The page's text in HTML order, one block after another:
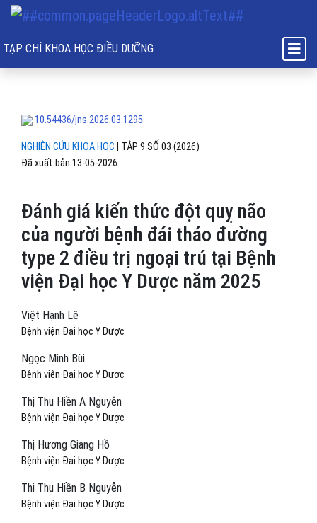
Đánh giá kiến thức đột quỵ não của người bệnh đái tháo đường
TẠP CHÍ KHOA HỌC ĐIỀU DƯỠNG
NGHIÊN CỨU KHOA HỌC TẬP 9 SỐ 03 (2026)
Đánh giá kiến thức đột quỵ não
của người bệnh đái tháo đường
type 2 điều trị ngoại trú tại Bệnh
viện Đại học Y Dược năm 2025
10.54436/jns.2026.03.1295
Đã xuất bản 13-05-2026
Việt Hạnh Lê
Bệnh viện Đại học Y Dược
Ngọc Minh Bùi
Bệnh viện Đại học Y Dược
Thị Thu Hiền A Nguyễn
Bệnh viện Đại học Y Dược
Thị Hương Giang Hồ
Bệnh viện Đại học Y Dược
Thị Thu Hiền B Nguyễn
Bệnh viện Đại học Y Dược